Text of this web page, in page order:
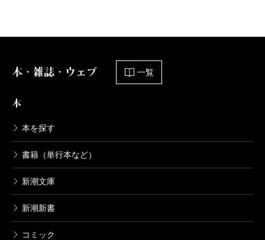
本・雑誌・ウェブ 一覧
本
本を探す
書籍（単行本など）
新潮文庫
新潮新書
コミック